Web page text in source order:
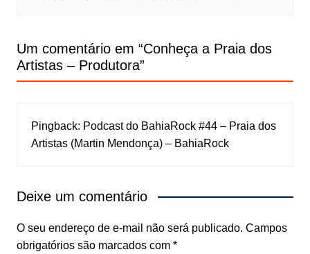
Um comentário em “Conheça a Praia dos
Artistas – Produtora”
Pingback: Podcast do BahiaRock #44 – Praia dos
Artistas (Martin Mendonça) – BahiaRock
Deixe um comentário
O seu endereço de e-mail não será publicado. Campos
obrigatórios são marcados com *